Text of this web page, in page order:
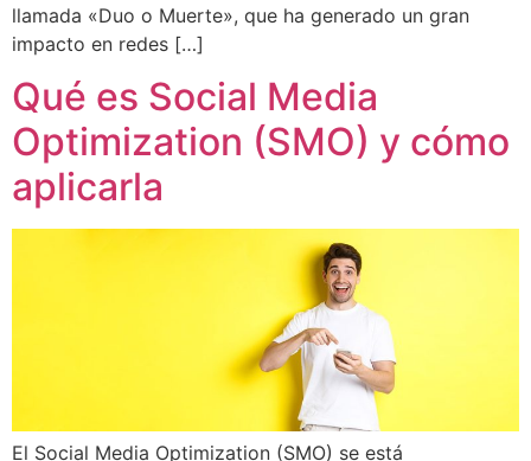
llamada «Duo o Muerte», que ha generado un gran
impacto en redes […]
Qué es Social Media
Optimization (SMO) y cómo
aplicarla
El Social Media Optimization (SMO) se está